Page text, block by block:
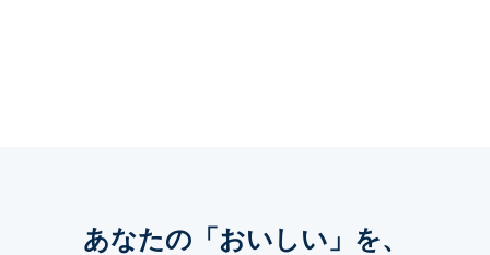
あなたの「おいしい」を、